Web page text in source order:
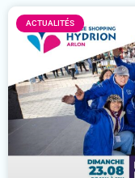
ACTUALITÉS